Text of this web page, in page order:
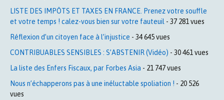
LISTE DES IMPÔTS ET TAXES EN FRANCE. Prenez votre souffle
et votre temps ! calez-vous bien sur votre fauteuil - 37 281 vues
Réflexion d’un citoyen face à l’injustice - 34 645 vues
CONTRIBUABLES SENSIBLES : S’ABSTENIR (Vidéo) - 30 461 vues
La liste des Enfers Fiscaux, par Forbes Asia - 21 747 vues
Nous n’échapperons pas à une inéluctable spoliation ! - 20 526
vues